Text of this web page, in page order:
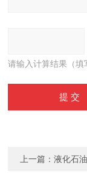
请输入计算结果（
上一篇：液化石